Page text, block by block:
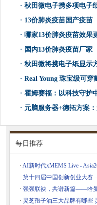
· 秋田微电子携多项电子
· 13价肺炎疫苗国产疫苗
· 哪家13价肺炎疫苗效果
· 国内13价肺炎疫苗厂家
· 秋田微将携电子纸显示
· Real Young 珠宝级可
· 霍姆赛福：以科技守护
· 元脑服务器+德拓方案
每日推荐
· AI新时代xMEMS Live -
· 第十四届中国创新创业大
· 强强联袂，共谱新篇——哈
· 灵芝孢子油三大品牌有哪些